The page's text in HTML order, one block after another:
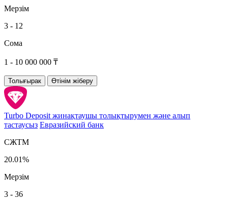
Мерзім
3 - 12
Сома
1 - 10 000 000 ₸
Толығырак Өтінім жіберу
Turbo Deposit жинақтаушы толықтырумен және алып
тастаусыз Евразийский банк
СЖТМ
20.01%
Мерзім
3 - 36